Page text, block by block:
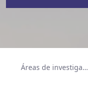
Áreas de investigación